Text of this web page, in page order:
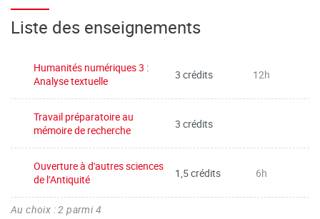
Liste des enseignements
Humanités numériques 3 :
Analyse textuelle
3 crédits 12h
Travail préparatoire au
mémoire de recherche
3 crédits
Ouverture à d'autres sciences
de l’Antiquité
1,5 crédits 6h
Au choix : 2 parmi 4